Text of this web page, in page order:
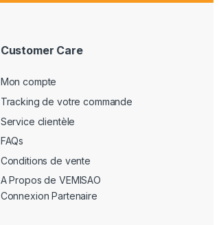
Customer Care
Mon compte
Tracking de votre commande
Service clientèle
FAQs
Conditions de vente
A Propos de VEMISAO
Connexion Partenaire